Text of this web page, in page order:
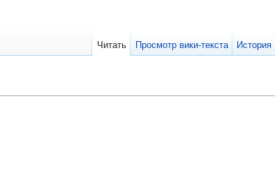
Читать Просмотр вики-текста История